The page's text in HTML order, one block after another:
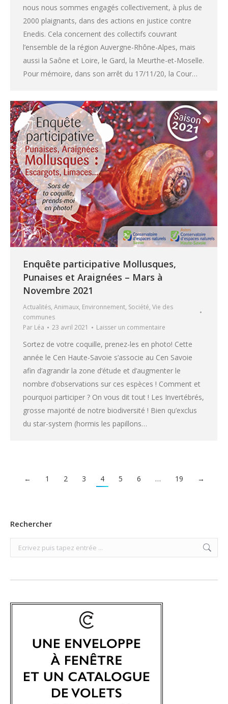
nous nous sommes engagés collectivement, à plus de
2000 plaignants, dans des actions en justice contre
Enedis. Cela concernent des collectifs couvrant
l’ensemble de la région Auvergne-Rhône-Alpes, mais
aussi la Saône et Loire, le Gard, la Meurthe-et-Moselle.
Pour mémoire, dans son arrêt du 17/11/20, la Cour…
Enquête participative Mollusques,
Punaises et Araignées – Mars à
Novembre 2021
Actualités, Animaux, Environnement, Société, Vie des
communes
Par Léa 23 avril 2021 Laisser un commentaire
Sortez de votre coquille, prenez-les en photo! Cette
année le Cen Haute-Savoie s’associe au Cen Savoie
afin d’agrandir la zone d’étude et d’augmenter le
nombre d’observations sur ces espèces ! Comment et
pourquoi participer ? On vous dit tout ! Les Invertébrés,
grosse majorité de notre biodiversité ! Bien qu’exclus
du star-system (hormis les papillons…
← 1 2 3 4 5 6 … 19 →
Rechercher
Search: